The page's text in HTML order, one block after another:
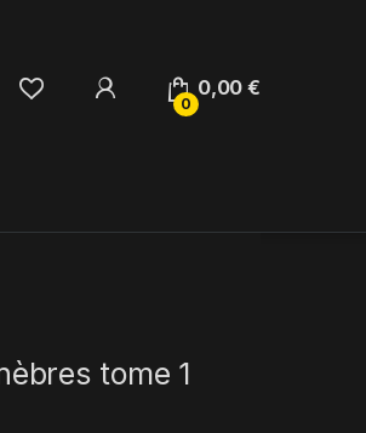
0
0,00€
tome 1